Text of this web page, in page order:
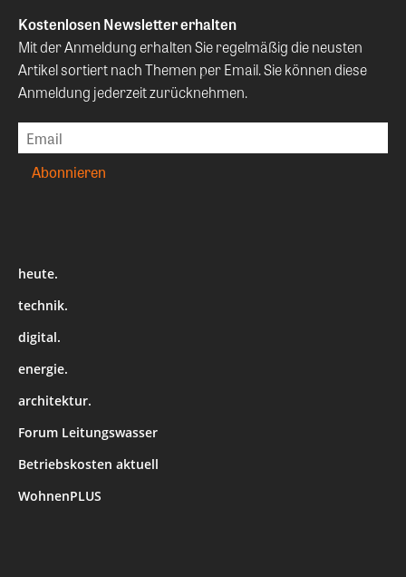
Kostenlosen Newsletter erhalten
Mit der Anmeldung erhalten Sie regelmäßig die neusten
Artikel sortiert nach Themen per Email. Sie können diese
Anmeldung jederzeit zurücknehmen.
heute.
technik.
digital.
energie.
architektur.
Forum Leitungswasser
Betriebskosten aktuell
WohnenPLUS